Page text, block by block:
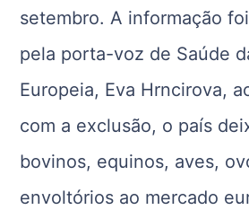
setembro. A informação
pela porta-voz de Saúde
Europeia, Eva Hrncirova,
com a exclusão, o país
bovinos, equinos, aves,
envoltórios ao mercado